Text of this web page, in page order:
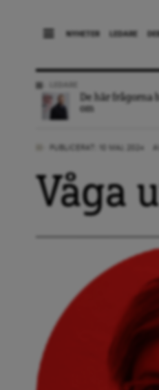
NYHETER LEDARE
De här
om
Våga